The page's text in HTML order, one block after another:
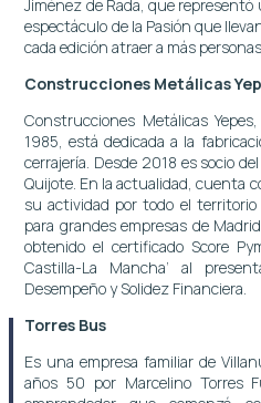
Jiménez de Rada, que
espectáculo de la Pasión que
cada edición atraer a más personas.
Construcciones Metálicas
Construcciones Metálicas
1985, está dedicada a la
cerrajería. Desde 2018 es socio
Quijote. En la actualidad, cuenta
su actividad por todo el
para grandes empresas de
obtenido el certificado Score
Castilla-La Mancha’ al
Desempeño y Solidez Financiera.
Torres Bus
Es una empresa familiar de
años 50 por Marcelino Torres